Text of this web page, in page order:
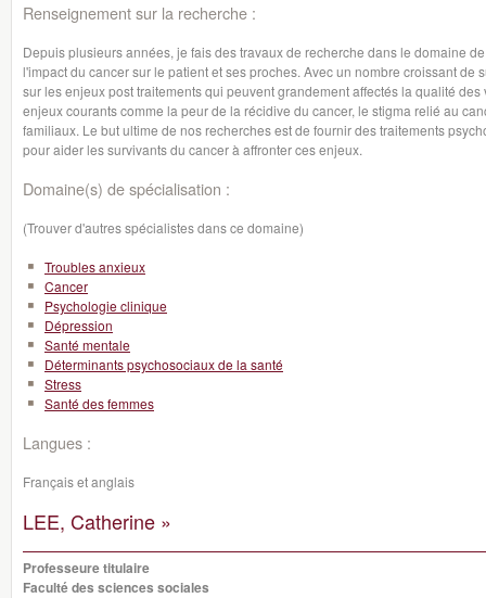
Renseignement sur la recherche :
Depuis plusieurs années, je fais des travaux de recherche dans le domaine
l'impact du cancer sur le patient et ses proches. Avec un nombre croissant de
sur les enjeux post traitements qui peuvent grandement affectés la qualité
enjeux courants comme la peur de la récidive du cancer, le stigma relié au
familiaux. Le but ultime de nos recherches est de fournir des traitements
pour aider les survivants du cancer à affronter ces enjeux.
Domaine(s) de spécialisation :
(Trouver d'autres spécialistes dans ce domaine)
Troubles anxieux
Cancer
Psychologie clinique
Dépression
Santé mentale
Déterminants psychosociaux de la santé
Stress
Santé des femmes
Langues :
Français et anglais
LEE, Catherine »
Professeure titulaire
Faculté des sciences sociales